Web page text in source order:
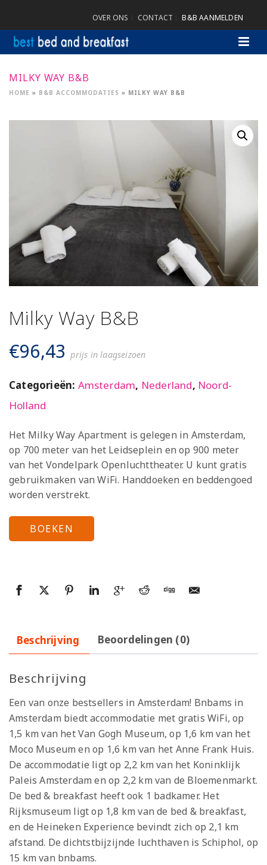
OVER ONS CONTACT B&B AANMELDEN
MILKY WAY B&B
HOME » B&B ACCOMMODATIES » MILKY WAY B&B
Milky Way B&B
€96,43 prijs in laagseizoen
Categorieën: Amsterdam, Nederland, Noord-
Holland
Het Milky Way Apartment is gelegen in Amsterdam,
op 700 meter van het Leidseplein en op 900 meter
van het Vondelpark Openluchttheater. U kunt gratis
gebruikmaken van WiFi. Handdoeken en beddengoed
worden verstrekt.
BOEKEN
Beschrijving Beoordelingen (0)
Beschrijving
Een van onze bestsellers in Amsterdam! Bnbams in
Amsterdam biedt accommodatie met gratis WiFi, op
1,5 km van het Van Gogh Museum, op 1,6 km van het
Moco Museum en op 1,6 km van het Anne Frank Huis.
De accommodatie ligt op 2,2 km van het Koninklijk
Paleis Amsterdam en op 2,2 km van de Bloemenmarkt.
De bed & breakfast heeft ook 1 badkamer. Het
Rijksmuseum ligt op 1,8 km van de bed & breakfast,
en de Heineken Experience bevindt zich op 2,1 km
afstand. De dichtstbijzijnde luchthaven is Schiphol, op
15 km van bnbams.